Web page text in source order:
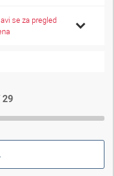
se za pregled
29